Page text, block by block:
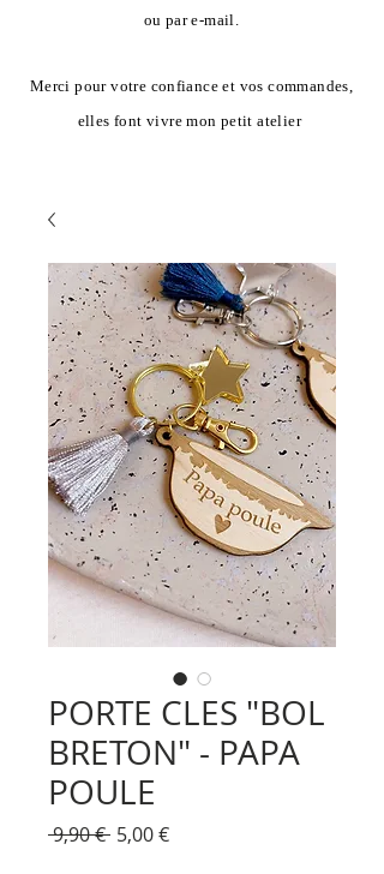
ou par e-mail.
Merci pour votre confiance et vos commandes,
elles font vivre mon petit atelier
PORTE CLES "BOL
BRETON" - PAPA
POULE
9,90 € Prix
5,00 €Prix